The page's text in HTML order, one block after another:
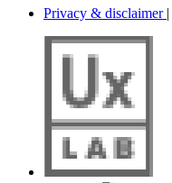
Privacy & disclaimer |